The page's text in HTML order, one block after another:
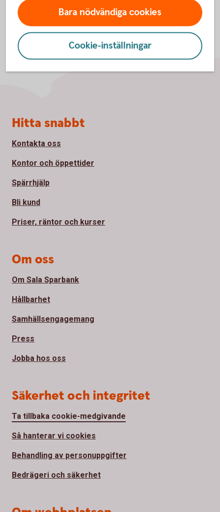
Bara nödvändiga cookies
Cookie-inställningar
Sidfot
Hitta snabbt
Kontakta oss
Kontor och öppettider
Spärrhjälp
Bli kund
Priser, räntor och kurser
Om oss
Om Sala Sparbank
Hållbarhet
Samhällsengagemang
Press
Jobba hos oss
Säkerhet och integritet
Ta tillbaka cookie-medgivande
Så hanterar vi cookies
Behandling av personuppgifter
Bedrägeri och säkerhet